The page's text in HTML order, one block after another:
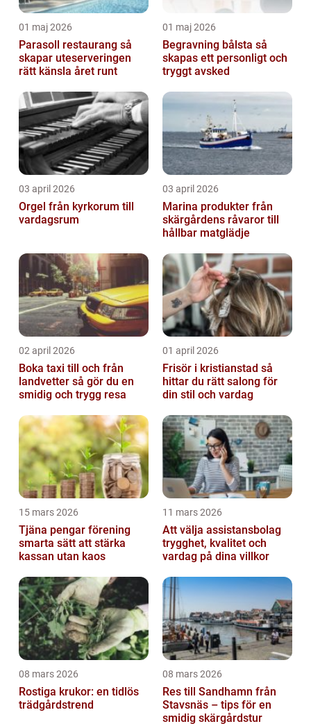
01 maj 2026
Parasoll restaurang så
skapar uteserveringen
rätt känsla året runt
01 maj 2026
Begravning bålsta så
skapas ett personligt och
tryggt avsked
03 april 2026
Orgel från kyrkorum till
vardagsrum
03 april 2026
Marina produkter från
skärgårdens råvaror till
hållbar matglädje
02 april 2026
Boka taxi till och från
landvetter så gör du en
smidig och trygg resa
01 april 2026
Frisör i kristianstad så
hittar du rätt salong för
din stil och vardag
15 mars 2026
Tjäna pengar förening
smarta sätt att stärka
kassan utan kaos
11 mars 2026
Att välja assistansbolag
trygghet, kvalitet och
vardag på dina villkor
08 mars 2026
Rostiga krukor: en tidlös
trädgårdstrend
08 mars 2026
Res till Sandhamn från
Stavsnäs – tips för en
smidig skärgårdstur